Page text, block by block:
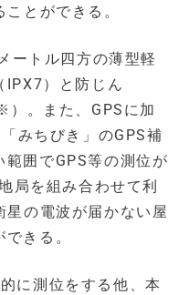
とができる。
ートル四方の薄型軽
IPX7）と防じん
）。また、GPSに加
みちびき」のGPS補
囲でGPS等の測位が
局を組み合わせて利
星の電波が届かない屋
きる。
に測位をする他、本